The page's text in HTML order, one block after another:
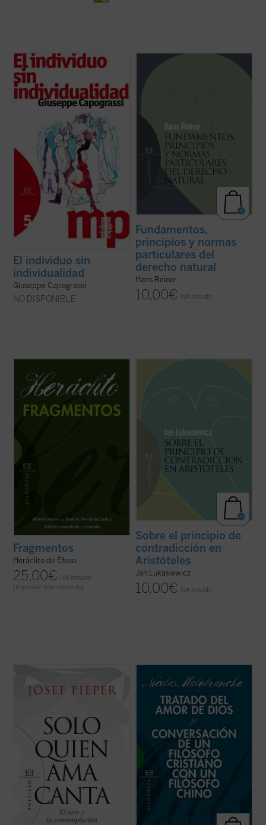
En este breve ensayo Capograssi hace una
certera descripción del hombre de nuestro
tiempo como un individuo sin individualidad,
que ya no siente la vida y su destino como
problema y ha dejado de percibir a Dios
como una presencia. Esto le lleva ...(ver
El individuo sin
individualidad
Giuseppe Capograssi
NO DISPONIBLE
Hans Reiner, uno de los mayores
representantes de la ética fenomenológica
de los valores en el siglo XX, ofrece en este
Fundamentos,
principios y normas
particulares del
derecho natural
Hans Reiner
10,00€ IVA incluido
bilingüe de losFragmentos
de Heráclito es
hacer accesible la filosofía del pensador
jonio a lectores no especialistas. Para ello,
se abordan los problemas elementales,
tanto filológicos como ...(ver ficha)
Fragmentos
Heráclito de Éfeso
25,00€
IVA incluido
(Impresión bajo demanda)
un libro que ha marcado un hito en la
una crítica minuciosa el principio de
contradicción tal como lo formula y ...
Sobre el principio de
contradicción en
Aristóteles
Jan Lukasiewicz
10,00€ IVA incluido
música? ¿Para qué sirven las bellas artes
en tiempos de crisis?
Josef Pieper da respuesta a éstas y otras
(ver ficha)
Malebranche, inéditos en español,
encontramos buena parte de los conceptos
esenciales de su metafísica y su
antropología, pero expuestas dentro del
fragor de algunas de las principales
controversias que marcaron ...